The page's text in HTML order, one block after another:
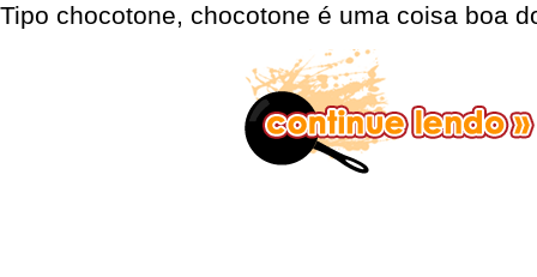
Tipo chocotone, chocotone é uma coisa boa